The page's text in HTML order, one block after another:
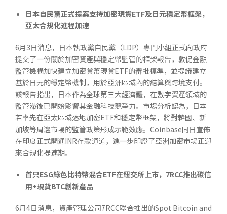
日本自民黨正式提案支持加密現貨ETF及日元穩定幣框架，
亞太合規化進程加速
6月3日消息，日本執政黨自民黨（LDP）專門小組正式向政府
提交了一份關於加密資產與穩定幣監管的框架報告，敦促金融
監管機構加快建立加密貨幣現貨ETF的審批標準，並提議建立
基於日元的穩定幣機制，用於亞洲區域內的結算與跨境支付。
該報告指出，日本作為全球第三大經濟體，在數字資產領域的
監管滯後已開始影響其金融科技競爭力。市場分析認為，日本
若率先在亞太區域落地加密ETF和穩定幣框架，將對韓國、新
加坡等周邊市場的監管政策形成示範效應。Coinbase同日宣佈
在印度正式開通INR存款通道，進一步印證了亞洲加密市場正迎
來合規化提速期。
首只ESG綠色比特幣混合ETF在紐交所上市， 7RCC推出碳信
用+現貨BTC創新產品
6月4日消息，資產管理公司7RCC聯合推出的Spot Bitcoin and